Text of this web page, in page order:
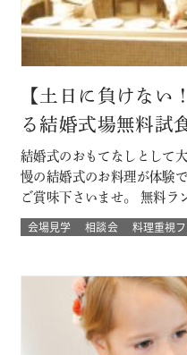
【土日に負けない
る結婚式場無料試
結婚式のおもてなしとして
慢の結婚式のお料理が体験
ご賞味下さいませ。 無料ラ
らお選び頂けます。 平日開
人気の結婚式演出体験や結
ったお料理」。 ぜひ一度試
会場見学 相談会 料理重視